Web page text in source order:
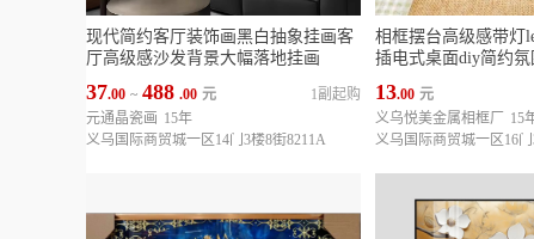
现代简约客厅装饰画黑白抽象挂画客
厅高级感沙发背景大幅落地挂画
37.00 ~ 488 .00 元
1副起购
元通晶瓷画 15年
义乌国际商贸城一区14门3楼8街8211A
相框摆台高级感带灯
插电式桌面diy简约氛
13.00 元
义乌悦美金属相框厂
15
义乌国际商贸城一区16